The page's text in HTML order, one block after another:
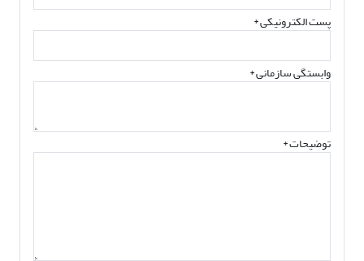
پست الکترونیکی*
وابستگی سازمانی *
توضیحات *